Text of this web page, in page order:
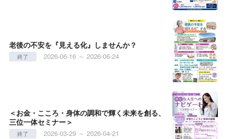
老後の不安を『見える化』しませんか？
終了 2026-06-16 ～ 2026-06-24
＜お金・こころ・身体の調和で輝く未来を創る、
三位一体セミナー＞
終了 2026-03-29 ～ 2026-04-21